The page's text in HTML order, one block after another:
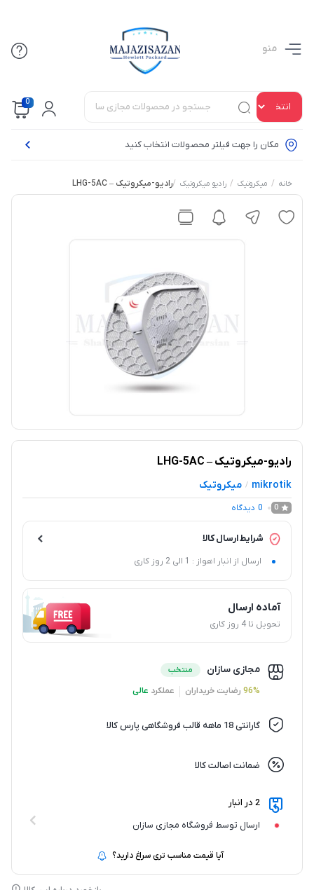
منو
0
مکان را جهت فیلتر محصولات انتخاب کنید
خانه / میکروتیک / رادیو میکروتیک /رادیو-میکروتیک – LHG-5AC
رادیو-میکروتیک – LHG-5AC
mikrotik
/ میکروتیک
0
0 دیدگاه
شرایط ارسال کالا
ارسال از انبار اهواز : 1 الی 2 روز کاری
آماده ارسال
تحویل تا 4 روز کاری
مجازی سازان
منتخب
96% رضایت خریداران عملکرد عالی
گارانتی 18 ماهه قالب فروشگاهی پارس کالا
ضمانت اصالت کالا
2 در انبار
ارسال توسط فروشگاه مجازی سازان
آیا قیمت مناسب تری سراغ دارید؟